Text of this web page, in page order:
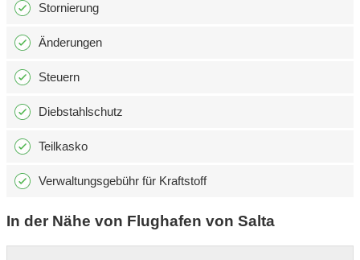
Stornierung
Änderungen
Steuern
Diebstahlschutz
Teilkasko
Verwaltungsgebühr für Kraftstoff
In der Nähe von Flughafen von Salta